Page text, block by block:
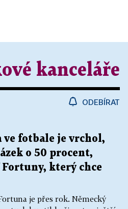
kanceláře
ODEBÍRAT
fotbale je vrchol,
o 50 procent,
který chce
je přes rok. Německý